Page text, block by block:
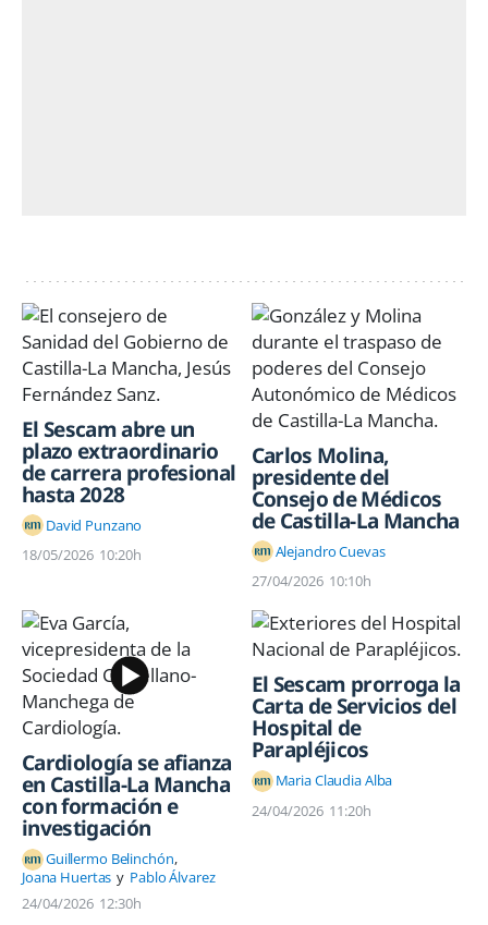
El Sescam abre un
plazo extraordinario
de carrera profesional
hasta 2028
David Punzano
18/05/2026 10:20h
Carlos Molina,
presidente del
Consejo de Médicos
de Castilla-La Mancha
Alejandro Cuevas
27/04/2026 10:10h
Cardiología se afianza
en Castilla-La Mancha
con formación e
investigación
Guillermo Belinchón
Joana Huertas
Pablo Álvarez
24/04/2026 12:30h
El Sescam prorroga la
Carta de Servicios del
Hospital de
Parapléjicos
Maria Claudia Alba
24/04/2026 11:20h